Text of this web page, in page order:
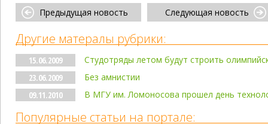
Предыдущая новость Следующая новость
Другие матералы рубрики:
15.06.2009
Студотряды летом будут строить
23.06.2009
Без амнистии
09.11.2010
В МГУ им. Ломоносова прошел день
Популярные статьи на портале: